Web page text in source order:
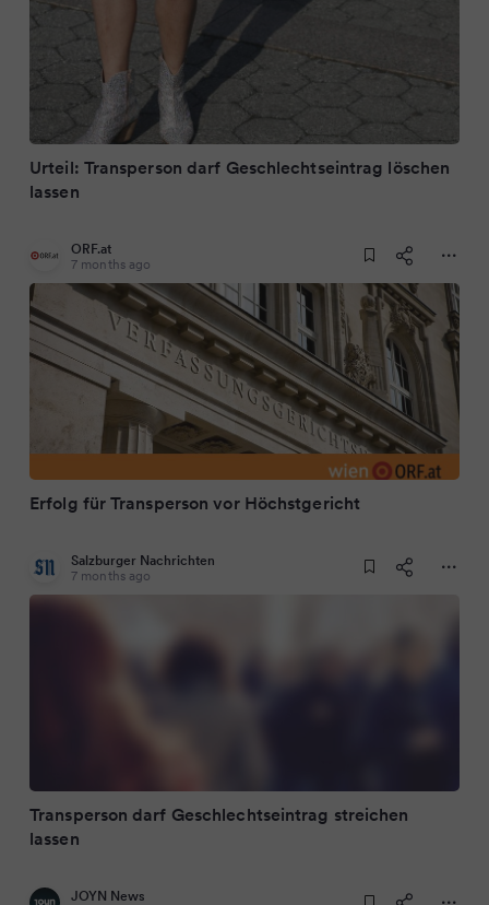
Urteil: Transperson darf Geschlechtseintrag löschen
lassen
ORF.at
7 months ago
Erfolg für Transperson vor Höchstgericht
Salzburger Nachrichten
7 months ago
Transperson darf Geschlechtseintrag streichen
lassen
JOYN News